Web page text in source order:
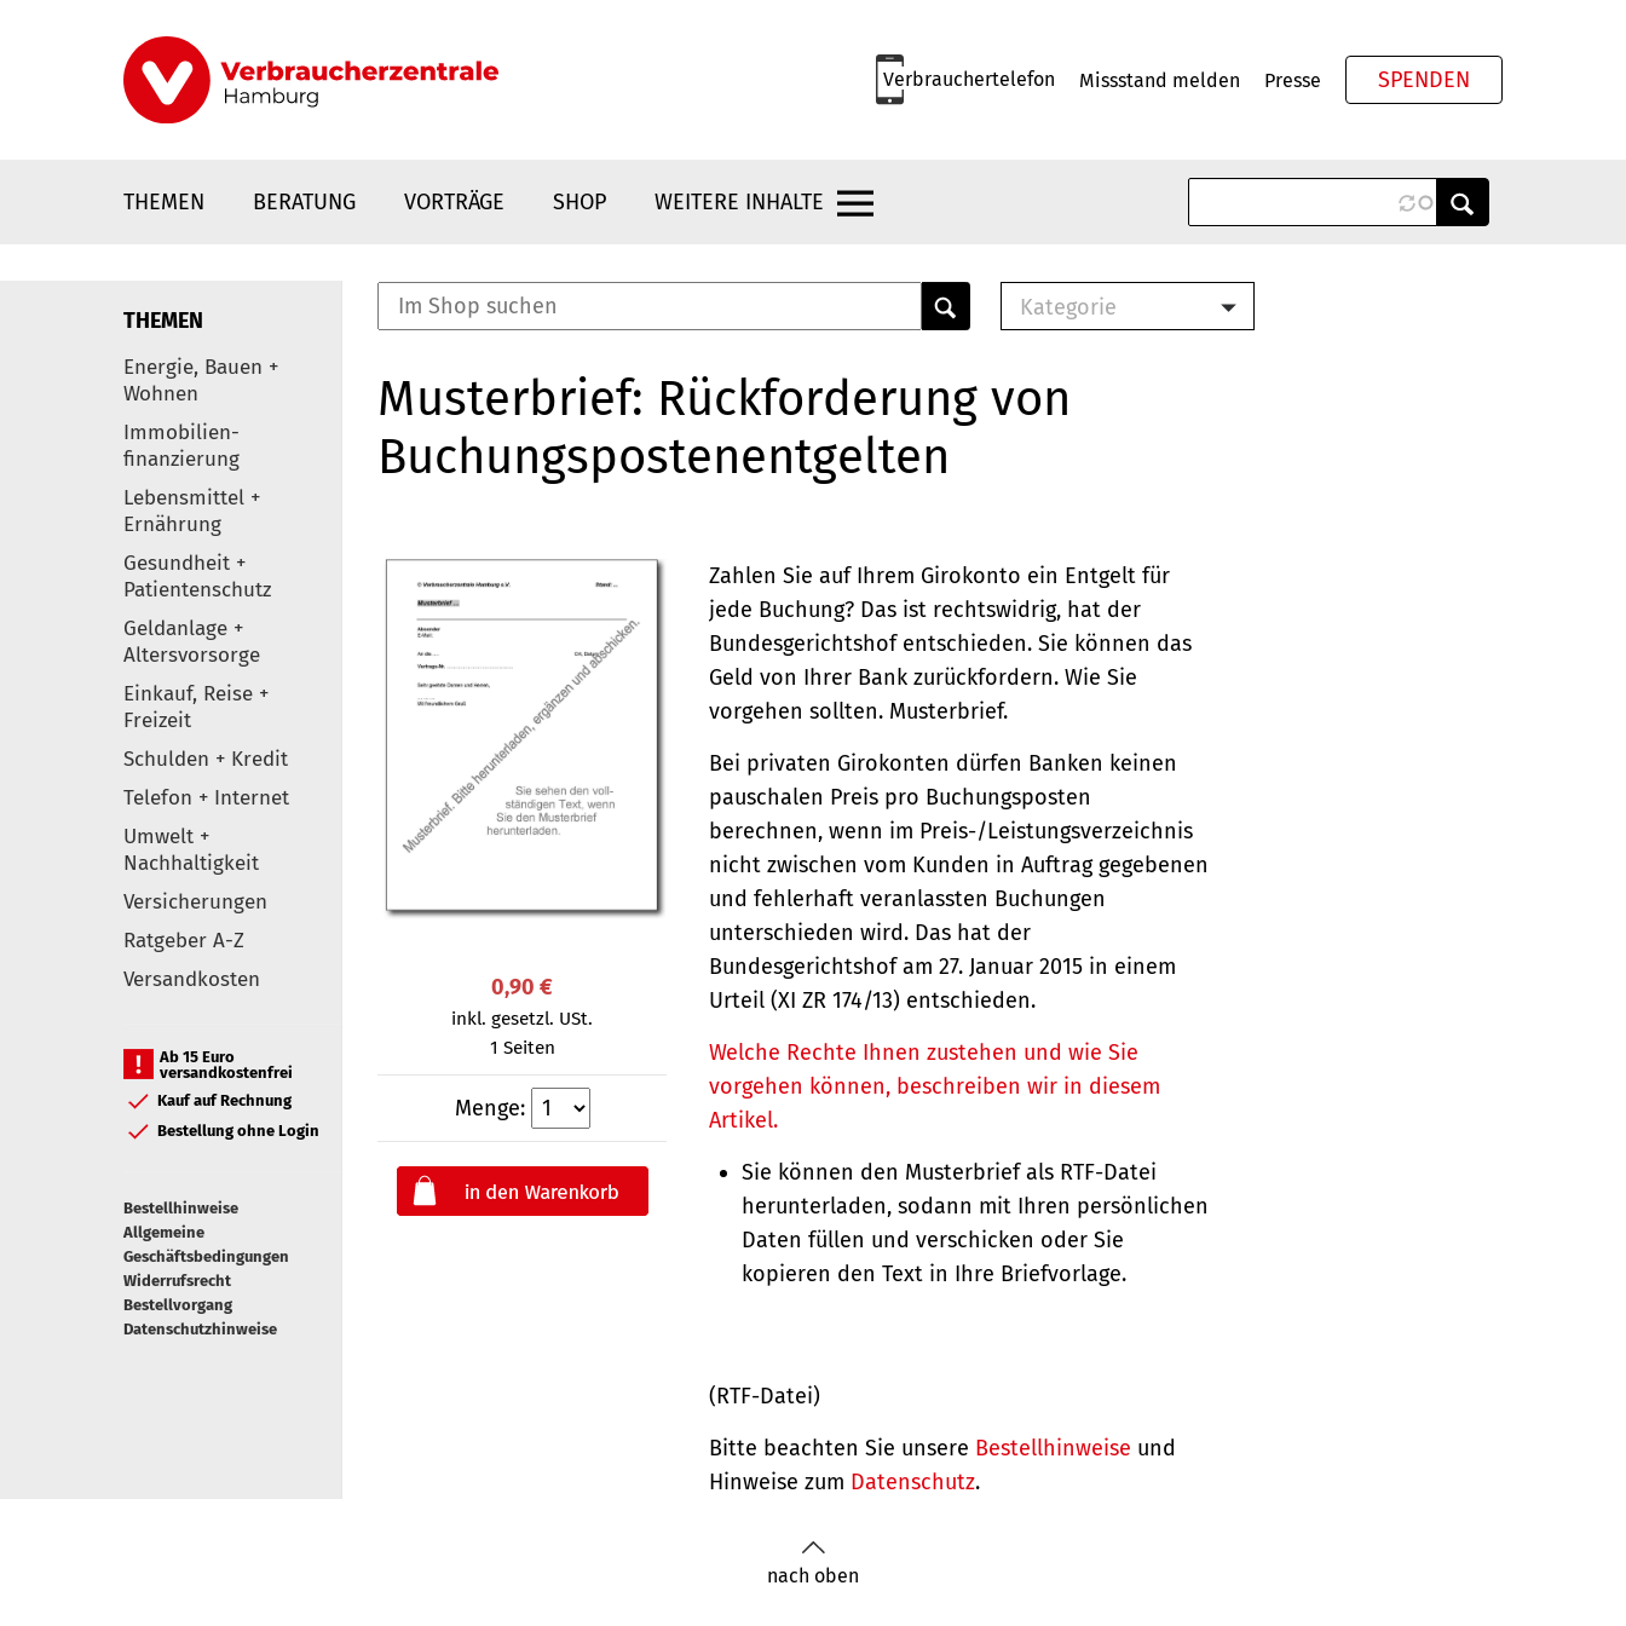
Verbrauchertelefon Missstand melden Presse SPENDEN
THEMEN BERATUNG VORTRÄGE SHOP WEITERE INHALTE
Elemente
THEMEN
Energie, Bauen +
Wohnen
Immobilien-
finanzierung
Lebensmittel +
Ernährung
Gesundheit +
Patientenschutz
Geldanlage +
Altersvorsorge
Einkauf, Reise +
Freizeit
Schulden + Kredit
Telefon + Internet
Umwelt +
Nachhaltigkeit
Versicherungen
Ratgeber A-Z
Versandkosten
Ab 15 Euro
versandkostenfrei
Kauf auf Rechnung
Bestellung ohne Login
Bestellhinweise
Allgemeine
Geschäftsbedingungen
Widerrufsrecht
Bestellvorgang
Datenschutzhinweise
Kategorie
E-Broschüre (PDF)
Musterbrief: Rückforderung von
Buchungspostenentgelten
0,90 €
inkl. gesetzl. USt.
1 Seiten
Menge:
Zahlen Sie auf Ihrem Girokonto ein Entgelt für
jede Buchung? Das ist rechts­widrig, hat der
Bundes­gerichts­hof entschieden. Sie können das
Geld von Ihrer Bank zurück­fordern. Wie Sie
vorgehen sollten. Musterbrief.
Bei privaten Girokonten dürfen Banken keinen
pauschalen Preis pro Buchungsposten
berechnen, wenn im Preis-/Leistungsverzeichnis
nicht zwischen vom Kunden in Auftrag gegebenen
und fehlerhaft veranlassten Buchungen
unterschieden wird. Das hat der
Bundesgerichtshof am 27. Januar 2015 in einem
Urteil (XI ZR 174/13) entschieden.
Welche Rechte Ihnen zustehen und wie Sie
vorgehen können, beschreiben wir in diesem
Artikel.
Sie können den Musterbrief als RTF-Datei
herunterladen, sodann mit Ihren persönlichen
Daten füllen und verschicken oder Sie
kopieren den Text in Ihre Briefvorlage.
(RTF-Datei)
Bitte beachten Sie unsere Bestellhinweise und
Hinweise zum Datenschutz.
nach oben